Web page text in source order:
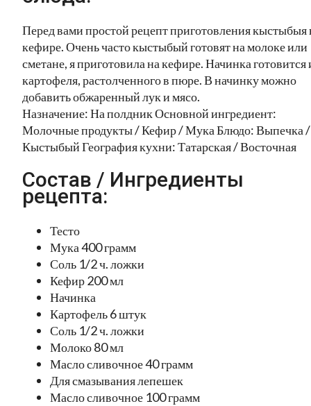
Перед вами простой рецепт приготовления кыстыбыя
кефире. Очень часто кыстыбый готовят на молоке или
сметане, я приготовила на кефире. Начинка готовится
картофеля, растолченного в пюре. В начинку можно
добавить обжаренный лук и мясо.
Назначение: На полдник Основной ингредиент:
Молочные продукты / Кефир / Мука Блюдо: Выпечка /
Кыстыбый География кухни: Татарская / Восточная
Состав / Ингредиенты
рецепта:
Тесто
Мука 400 грамм
Соль 1/2 ч. ложки
Кефир 200 мл
Начинка
Картофель 6 штук
Соль 1/2 ч. ложки
Молоко 80 мл
Масло сливочное 40 грамм
Для смазывания лепешек
Масло сливочное 100 грамм